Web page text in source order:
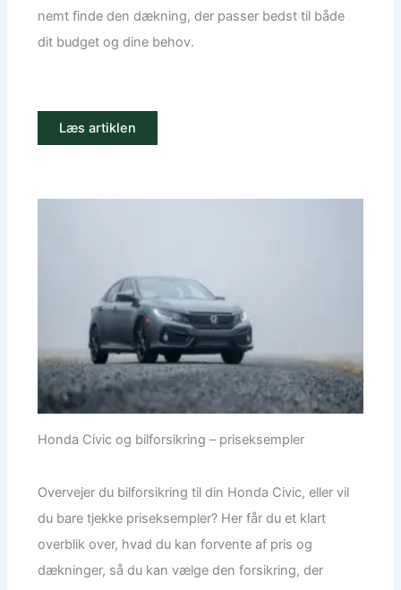
nemt finde den dækning, der passer bedst til både
dit budget og dine behov.
Læs artiklen
Honda Civic og bilforsikring – priseksempler
Overvejer du bilforsikring til din Honda Civic, eller vil
du bare tjekke priseksempler? Her får du et klart
overblik over, hvad du kan forvente af pris og
dækninger, så du kan vælge den forsikring, der